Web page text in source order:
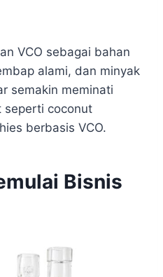
VCO sebagai bahan
alami, dan minyak
semakin meminati
seperti coconut
berbasis VCO.
Bisnis